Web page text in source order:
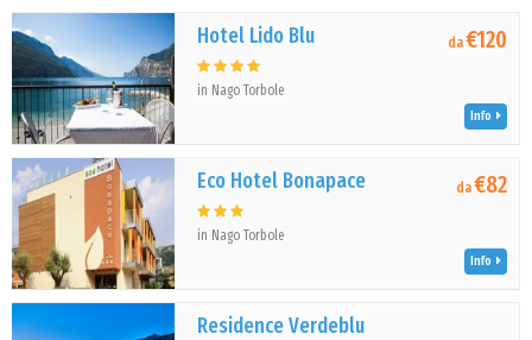
Hotel Lido Blu
in Nago Torbole
da€120
Info
Eco Hotel Bonapace
in Nago Torbole
da€82
Info
Residence Verdeblu